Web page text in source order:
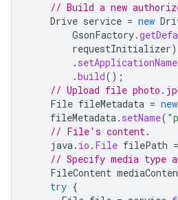
// Build a new
Drive service = new
GsonFactory.
requestInitializer)
. setApplicationName
.build();
// Upload file
File fileMetadata = new
fileMetadata. setName(
// File's content.
java. io . File filePath =
// Specify media
FileContent
try {